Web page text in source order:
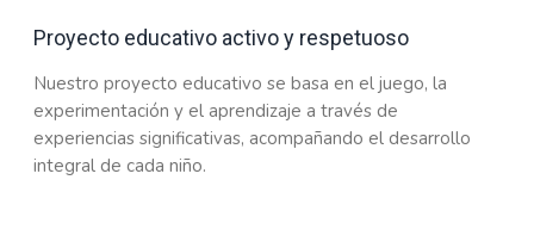
Proyecto educativo activo y respetuoso
Nuestro proyecto educativo se basa en el juego, la
experimentación y el aprendizaje a través de
experiencias significativas, acompañando el desarrollo
integral de cada niño.